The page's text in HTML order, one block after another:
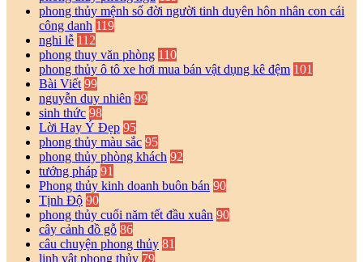
phong thủy mệnh số đời người tinh duyên hôn nhân con cái
công danh 119
nghi lễ 112
phong thuy văn phòng 110
phong thủy ô tô xe hơi mua bán vật dụng kê đệm 101
Bài Viết 99
nguyễn duy nhiên 99
sinh thức 98
Lời Hay Ý Đẹp 95
phong thủy màu sắc 95
phong thủy phòng khách 92
tướng pháp 91
Phong thủy kinh doanh buôn bán 90
Tịnh Độ 90
phong thủy cuối năm tết đầu xuân 90
cây cảnh đồ gỗ 86
câu chuyện phong thủy 81
linh vật phong thủy 79